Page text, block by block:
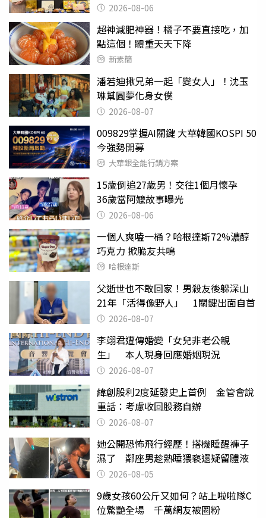
2026-08-06
超神減肥神器！橘子不要直接吃，加
點這個！體重天天下降
新素簡
潘若迪揪兄弟一起「變女人」！沈玉
琳幫圓夢化身女僕
2026-08-07
009829掌握AI關鍵 大華韓國KOSPI 50
今強勢開募
大華銀全能行銷方案
15歲倒追27歲男！交往1個月懷孕
36歲當阿嬤故事曝光
2026-08-06
一個人爽嗑一桶？哈根達斯72%濃醇
巧克力 掀脆友共鳴
哈根達斯
父逝世也不敢回家！男殺友後躲深山
21年「活得像野人」 1關鍵出面自首
2026-08-07
李翊君遭傳婚變「女兒非老公親
生」 本人現身回應婚姻現況
2026-08-07
緯創股利2度延發史上首例 金管會說
重話：考慮收回股務自辦
2026-08-07
她公開恐怖飛行經歷！搭機睡醒褲子
濕了 鄰座男趁熟睡猥褻還疑留體液
2026-08-05
9歲女孩60公斤又如何？站上啦啦隊C
位驚艷全場 千萬網友被圈粉